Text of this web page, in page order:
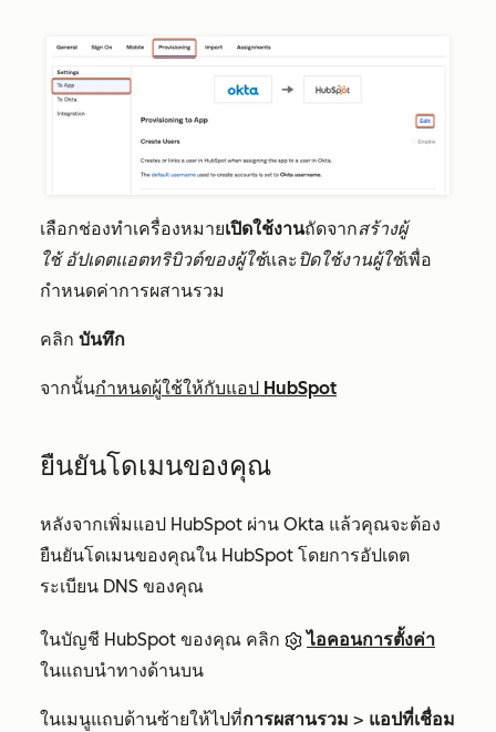
เลือกช่องทำเครื่องหมายเปิดใช้งานถัดจากสร้างผู้
ใช้ อัปเดตแอตทริบิวต์ของผู้ใช้และ ปิดใช้งานผู้ใช้เพื่อ
กำหนดค่าการผสานรวม
คลิก บันทึก
จากนั้นกำหนดผู้ใช้ให้กับแอป HubSpot
ยืนยันโดเมนของคุณ
หลังจากเพิ่มแอป HubSpot ผ่าน Okta แล้วคุณจะต้อง
ยืนยันโดเมนของคุณใน HubSpot โดยการอัปเดต
ระเบียน DNS ของคุณ
ในบัญชี HubSpot ของคุณ คลิก
ไอคอนการตั้งค่า
ในแถบนำทางด้านบน
ในเมนูแถบด้านซ้ายให้ไปที่การผสานรวม > แอปที่เชื่อม